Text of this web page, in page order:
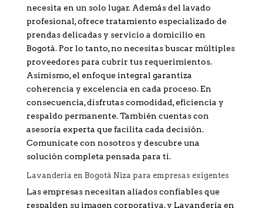
necesita en un solo lugar. Además del lavado
profesional, ofrece tratamiento especializado de
prendas delicadas y servicio a domicilio en
Bogotá. Por lo tanto, no necesitas buscar múltiples
proveedores para cubrir tus requerimientos.
Asimismo, el enfoque integral garantiza
coherencia y excelencia en cada proceso. En
consecuencia, disfrutas comodidad, eficiencia y
respaldo permanente. También cuentas con
asesoría experta que facilita cada decisión.
Comunícate con nosotros y descubre una
solución completa pensada para ti.
Lavandería en Bogotá Niza para empresas exigentes
Las empresas necesitan aliados confiables que
respalden su imagen corporativa, y Lavandería en